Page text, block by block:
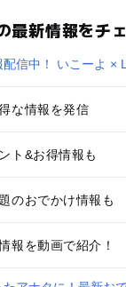
最新情報をチ
な情報を発信
ト&お得情報も
のおでかけ情報も
報を動画で紹介！